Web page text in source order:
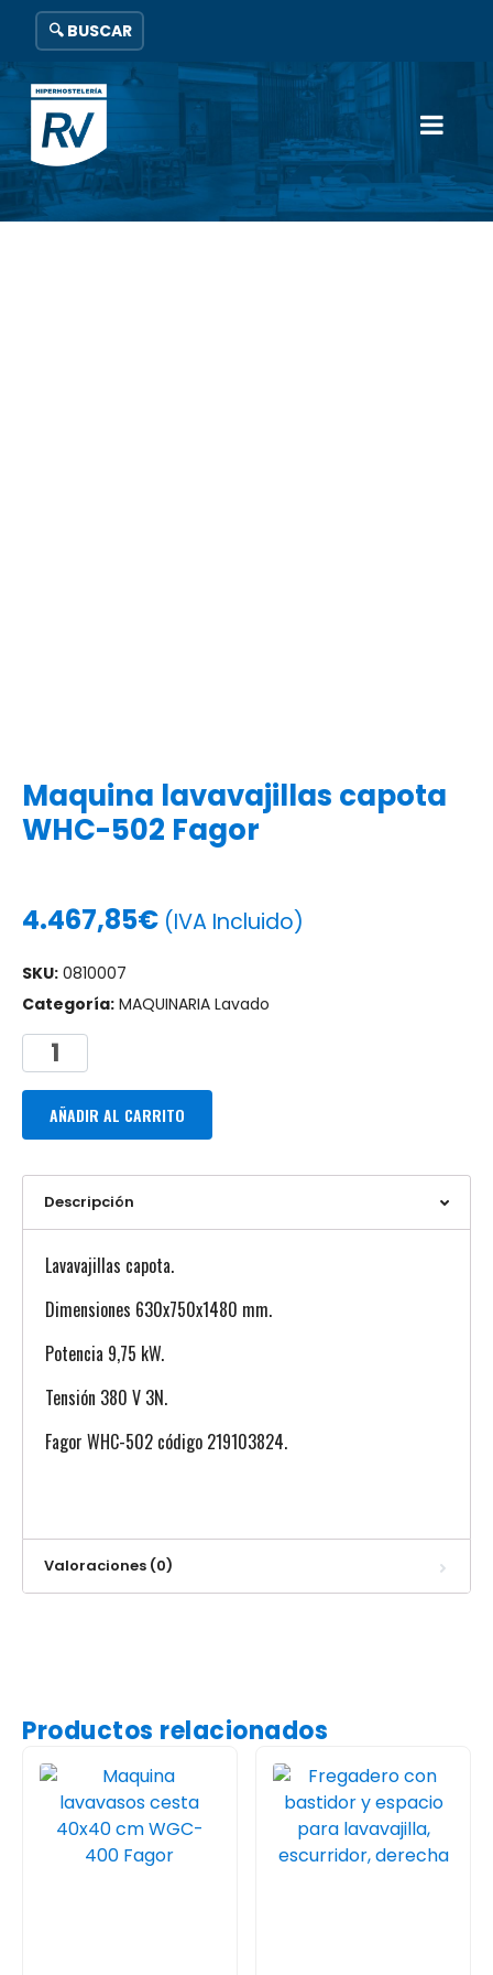
🔍 BUSCAR
Maquina lavavajillas capota
WHC-502 Fagor
4.467,85€ (IVA Incluido)
SKU: 0810007
Categoría: MAQUINARIA Lavado
AÑADIR AL CARRITO
Descripción
Lavavajillas capota.
Dimensiones 630x750x1480 mm.
Potencia 9,75 kW.
Tensión 380 V 3N.
Fagor WHC-502 código 219103824.
Valoraciones (0)
Productos relacionados